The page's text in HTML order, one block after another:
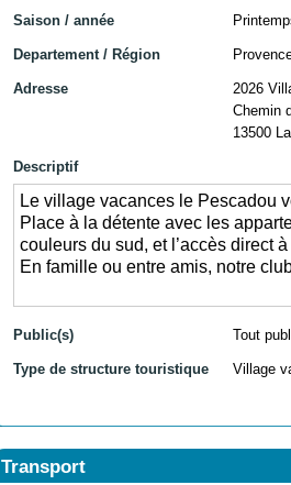
Saison / année
Departement / Région
Adresse
2026
Chemin
13500
Descriptif
Le village vacances le Pescadou
Place à la détente avec les
couleurs du sud, et l’accès direct à
En famille ou entre amis, notre
Public(s) Tout
Type de structure touristique Village
Transport